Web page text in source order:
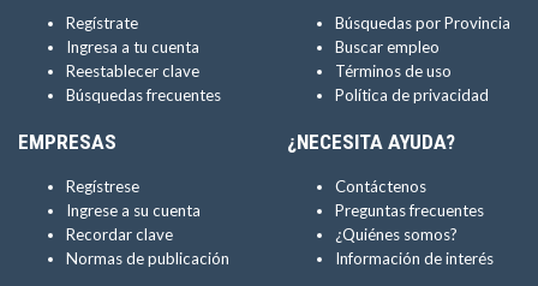
Regístrate
Ingresa a tu cuenta
Reestablecer clave
Búsquedas frecuentes
Búsquedas por Provincia
Buscar empleo
Términos de uso
Política de privacidad
EMPRESAS
Regístrese
Ingrese a su cuenta
Recordar clave
Normas de publicación
¿NECESITA AYUDA?
Contáctenos
Preguntas frecuentes
¿Quiénes somos?
Información de interés